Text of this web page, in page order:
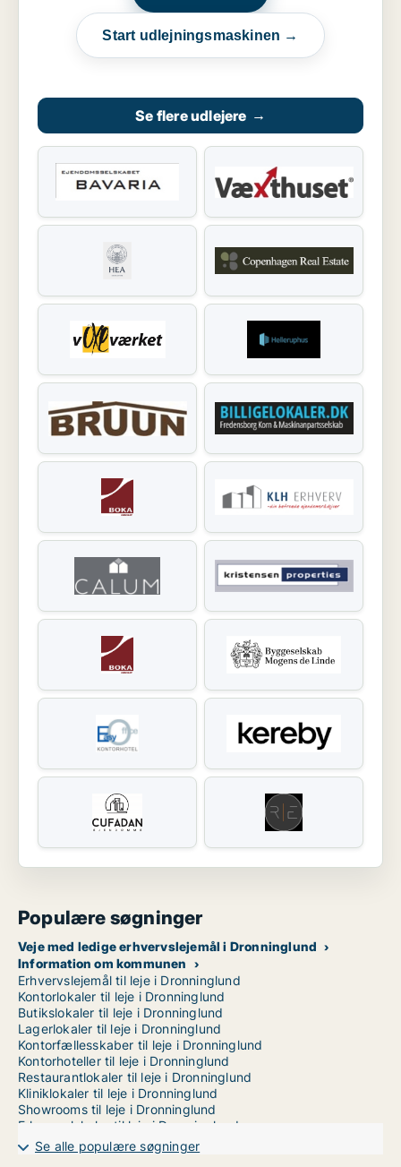
Start udlejningsmaskinen →
Se flere udlejere →
Populære søgninger
Veje med ledige erhvervslejemål i Dronninglund
Information om kommunen
Erhvervslejemål til leje i Dronninglund
Kontorlokaler til leje i Dronninglund
Butikslokaler til leje i Dronninglund
Lagerlokaler til leje i Dronninglund
Kontorfællesskaber til leje i Dronninglund
Kontorhoteller til leje i Dronninglund
Restaurantlokaler til leje i Dronninglund
Kliniklokaler til leje i Dronninglund
Showrooms til leje i Dronninglund
Erhvervslokaler til leje i Dronninglund
Erhvervsgrunde til leje i Dronninglund
Garager til leje i Dronninglund
Se alle populære søgninger